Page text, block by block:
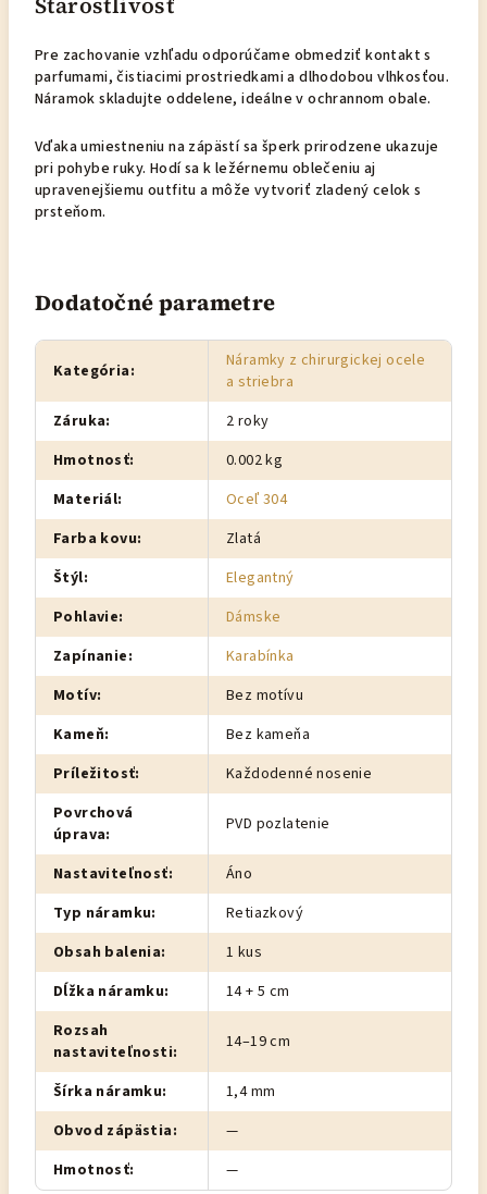
Pre zachovanie vzhľadu odporúčame obmedziť kontakt s
parfumami, čistiacimi prostriedkami a dlhodobou vlhkosťou.
Náramok skladujte oddelene, ideálne v ochrannom obale.
Vďaka umiestneniu na zápästí sa šperk prirodzene ukazuje
pri pohybe ruky. Hodí sa k ležérnemu oblečeniu aj
upravenejšiemu outfitu a môže vytvoriť zladený celok s
prsteňom.
Dodatočné parametre
Kategória:
Náramky z chirurgickej ocele
a striebra
Záruka:
2 roky
Hmotnosť:
0.002 kg
Materiál:
Oceľ 304
Farba kovu:
Zlatá
Štýl:
Elegantný
Pohlavie:
Dámske
Zapínanie:
Karabínka
Motív:
Bez motívu
Kameň:
Bez kameňa
Príležitosť:
Každodenné nosenie
Povrchová
úprava: PVD pozlatenie
Nastaviteľnosť:
Áno
Typ náramku:
Retiazkový
Obsah balenia:
1 kus
Dĺžka náramku:
14 + 5 cm
Rozsah
nastaviteľnosti: 14–19 cm
Šírka náramku:
1,4 mm
Obvod zápästia:
—
Hmotnosť: —